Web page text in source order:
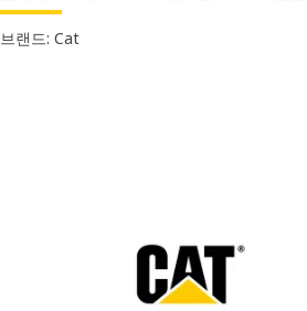
브랜드: Cat